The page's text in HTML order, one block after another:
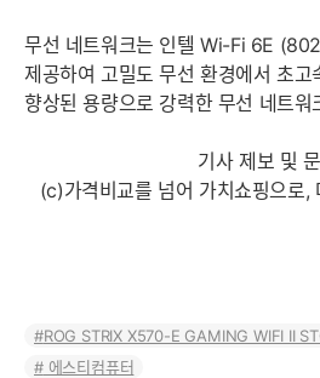
무선 네트워크는 인텔 Wi-Fi 6E
제공하여 고밀도 무선 환경에서 초
향상된 용량으로 강력한 무선 네트워
기사 제보 및
(c)가격비교를 넘어 가치쇼핑으로,
ROG STRIX X570-E GAMING WIFI II
에스티컴퓨터